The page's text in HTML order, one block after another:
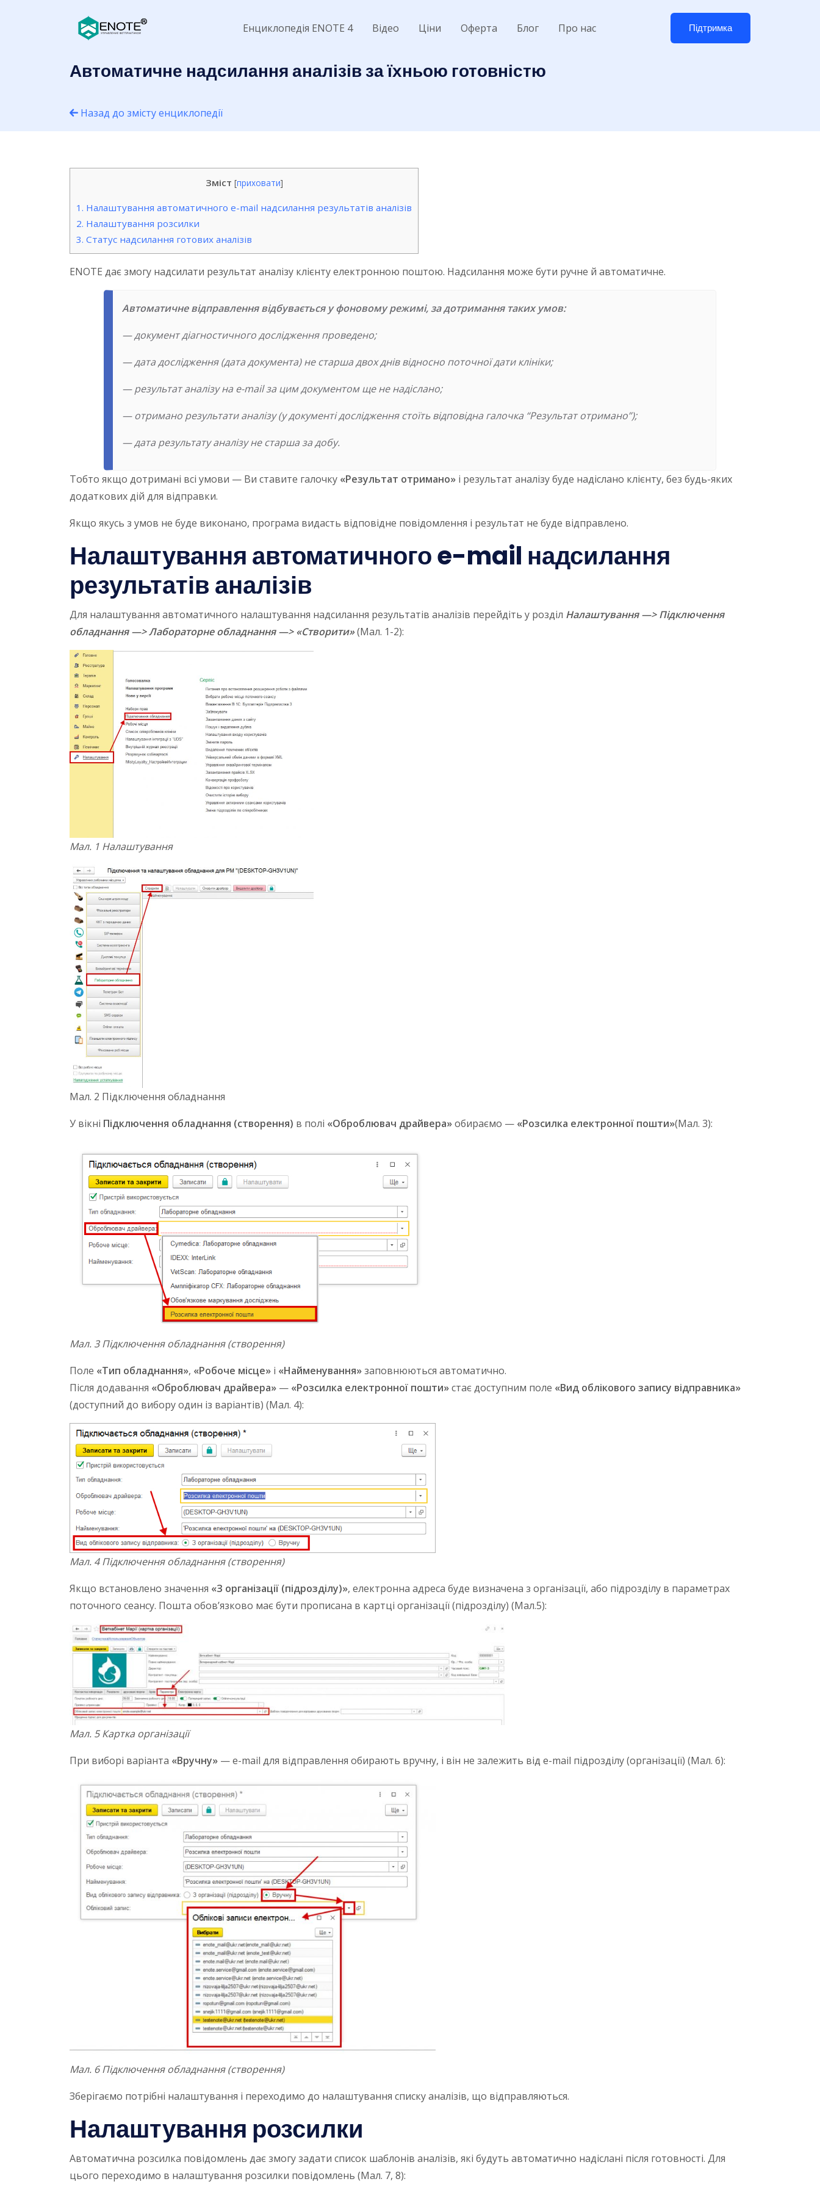
Енциклопедія ENOTE 4 Відео Ціни Оферта Блог Про нас Підтримка
Автоматичне надсилання аналізів за їхньою готовністю
Назад до змісту енциклопедії
Зміст [приховати]
1. Налаштування автоматичного e-mail надсилання результатів аналізів
2. Налаштування розсилки
3. Статус надсилання готових аналізів
ENOTE дає змогу надсилати результат аналізу клієнту електронною поштою. Надсилання може бути ручне й автоматичне.
Автоматичне відправлення відбувається у фоновому режимі, за дотримання таких умов:
— документ діагностичного дослідження проведено;
— дата дослідження (дата документа) не старша двох днів відносно поточної дати клініки;
— результат аналізу на e-mail за цим документом ще не надіслано;
— отримано результати аналізу (у документі дослідження стоїть відповідна галочка “Результат отримано”);
— дата результату аналізу не старша за добу.
Тобто якщо дотримані всі умови — Ви ставите галочку «Результат отримано» і результат аналізу буде надіслано клієнту, без будь-яких
додаткових дій для відправки.
Якщо якусь з умов не буде виконано, програма видасть відповідне повідомлення і результат не буде відправлено.
Налаштування автоматичного e-mail надсилання
результатів аналізів
Для налаштування автоматичного налаштування надсилання результатів аналізів перейдіть у розділ Налаштування —> Підключення
обладнання —> Лабораторне обладнання —> «Створити»(Мал. 1-2):
Мал. 1 Налаштування
Мал. 2 Підключення обладнання
У вікні Підключення обладнання (створення) в полі «Оброблювач драйвера»обираємо — «Розсилка електронної пошти»(Мал. 3):
Мал. 3 Підключення обладнання (створення)
Поле «Тип обладнання», «Робоче місце» і «Найменування»заповнюються автоматично.
Після додавання «Оброблювач драйвера» — «Розсилка електронної пошти»стає доступним поле «Вид облікового запису відправника»
(доступний до вибору один із варіантів) (Мал. 4):
Мал. 4 Підключення обладнання (створення)
Якщо встановлено значення «З організації (підрозділу)», електронна адреса буде визначена з організації, або підрозділу в параметрах
поточного сеансу. Пошта обов’язково має бути прописана в картці організації (підрозділу) (Мал.5):
Мал. 5 Картка організації
При виборі варіанта «Вручну» — e-mail для відправлення обирають вручну, і він не залежить від e-mail підрозділу (організації) (Мал. 6):
Мал. 6 Підключення обладнання (створення)
Зберігаємо потрібні налаштування і переходимо до налаштування списку аналізів, що відправляються.
Налаштування розсилки
Автоматична розсилка повідомлень дає змогу задати список шаблонів аналізів, які будуть автоматично надіслані після готовності. Для
цього переходимо в налаштування розсилки повідомлень (Мал. 7, 8):